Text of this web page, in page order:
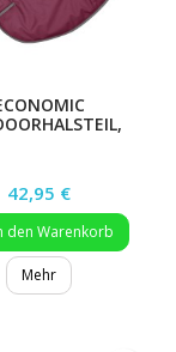
Preis
42,95 €
den Warenkorb
Mehr